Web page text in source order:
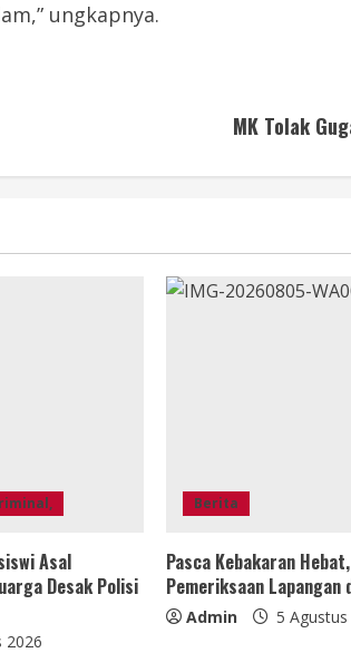
ungkapnya.
MK Tolak
Asal
Desak Polisi
2026
Berita
Pasca Kebakaran
Pemeriksaan Lapangan
Admin 5